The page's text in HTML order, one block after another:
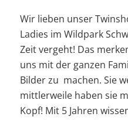
Wir lieben unser
Ladies im Wildpark
Zeit vergeht! Das
uns mit der ganzen
Bilder zu machen. Sie
mittlerweile haben sie
Kopf! Mit 5 Jahren